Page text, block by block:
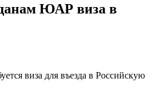
ЮАР виза в
виза для въезда в Российскую